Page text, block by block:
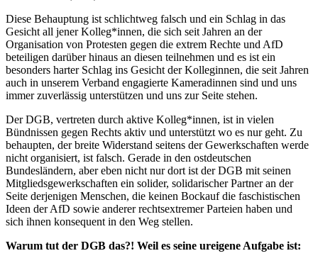
Diese Behauptung ist schlichtweg falsch und ein Schlag in das
Gesicht all jener Kolleg*innen, die sich seit Jahren an der
Organisation von Protesten gegen die extrem Rechte und AfD
beteiligen darüber hinaus an diesen teilnehmen und es ist ein
besonders harter Schlag ins Gesicht der Kolleginnen, die seit Jahren
auch in unserem Verband engagierte Kameradinnen sind und uns
immer zuverlässig unterstützen und uns zur Seite stehen.
Der DGB, vertreten durch aktive Kolleg*innen, ist in vielen
Bündnissen gegen Rechts aktiv und unterstützt wo es nur geht. Zu
behaupten, der breite Widerstand seitens der Gewerkschaften werde
nicht organisiert, ist falsch. Gerade in den ostdeutschen
Bundesländern, aber eben nicht nur dort ist der DGB mit seinen
Mitgliedsgewerkschaften ein solider, solidarischer Partner an der
Seite derjenigen Menschen, die keinen Bockauf die faschistischen
Ideen der AfD sowie anderer rechtsextremer Parteien haben und
sich ihnen konsequent in den Weg stellen.
Warum tut der DGB das?! Weil es seine ureigene Aufgabe ist: